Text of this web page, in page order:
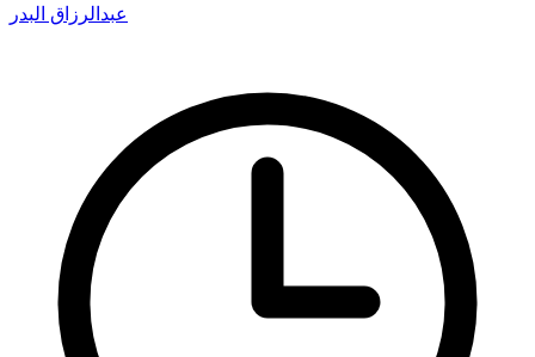
عبدالرزاق البدر